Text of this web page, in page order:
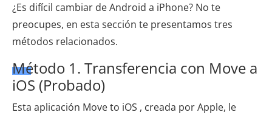
¿Es difícil cambiar de Android a iPhone? No te
preocupes, en esta sección te presentamos tres
métodos relacionados.
Método 1. Transferencia con Move a
iOS (Probado)
Esta aplicación Move to iOS , creada por Apple, le